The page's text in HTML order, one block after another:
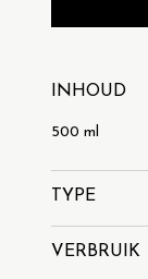
INHOUD
500 ml
TYPE
VERBRUIK